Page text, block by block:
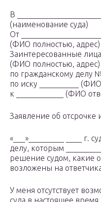
В
(наименование суда)
От
(ФИО полностью, адрес)
Заинтересованные лица:
(ФИО полностью, адрес)
по гражданскому делу №
по иску __________
к ____________ (ФИО
Заявление об
«___»_________ ____ г.
делу, которым
решение судом, какие
возложены на
У меня отсутствует
суда в настоящее время,